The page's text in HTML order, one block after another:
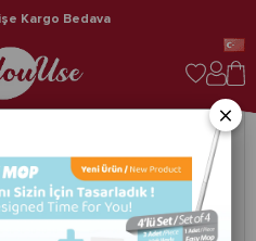
Kargo Bedava
×